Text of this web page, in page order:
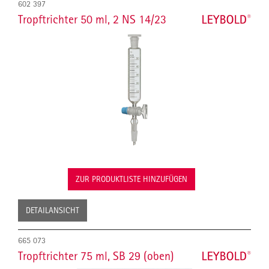
602 397
Tropftrichter 50 ml, 2 NS 14/23
ZUR PRODUKTLISTE HINZUFÜGEN
DETAILANSICHT
665 073
Tropftrichter 75 ml, SB 29 (oben)